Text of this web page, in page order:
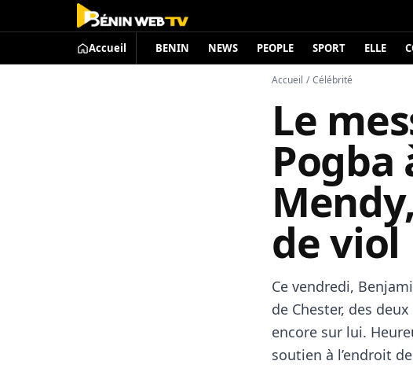
Accueil BENIN NEWS PEOPLE SPORT ELLE
Accueil / Célébrité
Le
de viol
Ce vendredi,
de Chester, des
encore sur lui.
soutien à l’endroit